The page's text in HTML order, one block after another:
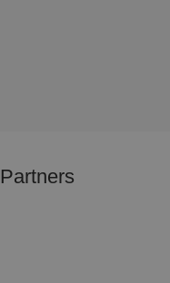
Partners